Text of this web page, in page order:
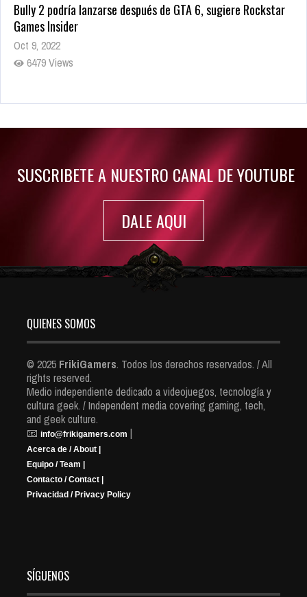
Bully 2 podría lanzarse después de GTA 6, sugiere Rockstar
Games Insider
Oct 9, 2022
6479 Views
Rumor: Se filtran los primeros detalles de Resident Evil 9
SUSCRIBETE A NUESTRO CANAL DE YOUTUBE
DALE AQUI
QUIENES SOMOS
© 2025 FrikiGamers. Todos los derechos reservados. / All
rights reserved.
Medio independiente dedicado a videojuegos, tecnología y
cultura geek. / Independent media covering gaming, tech,
and geek culture.
📧 info@frikigamers.com |
Acerca de / About |
Equipo / Team |
Contacto / Contact |
Privacidad / Privacy Policy
SÍGUENOS